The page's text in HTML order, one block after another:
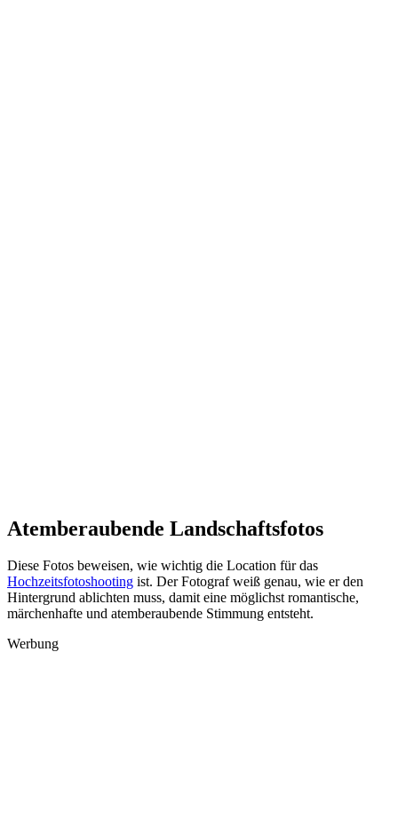
Atemberaubende Landschaftsfotos
Diese Fotos beweisen, wie wichtig die Location für das
Hochzeitsfotoshooting ist. Der Fotograf weiß genau, wie er den
Hintergrund ablichten muss, damit eine möglichst romantische,
märchenhafte und atemberaubende Stimmung entsteht.
Werbung